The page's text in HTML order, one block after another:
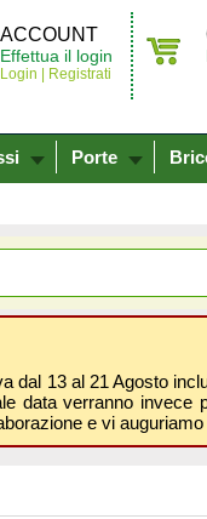
ACCOUNT
Effettua il login
Login | Registrati
Porte
13 al 21 Agosto
data verranno invece
e vi